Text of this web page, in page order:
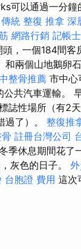
可以通過一分鐘
統 整復 推拿 深
網路行銷 記帳
，一個184間客
和兩個山地鵝卵
整骨推薦 市中心
共汽車運輸。
誌性場所（有2
過了）。 整復推
註冊台灣公司
季休息期間花了
灰色的日子。
台胞證 費用 這次